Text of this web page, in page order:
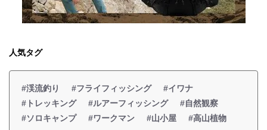
人気タグ
#渓流釣り #フライフィッシング
#イワナ
#トレッキング
#ルアーフィッシング
#自然観察
#ソロキャンプ
#ワークマン #山小屋 #高山植物